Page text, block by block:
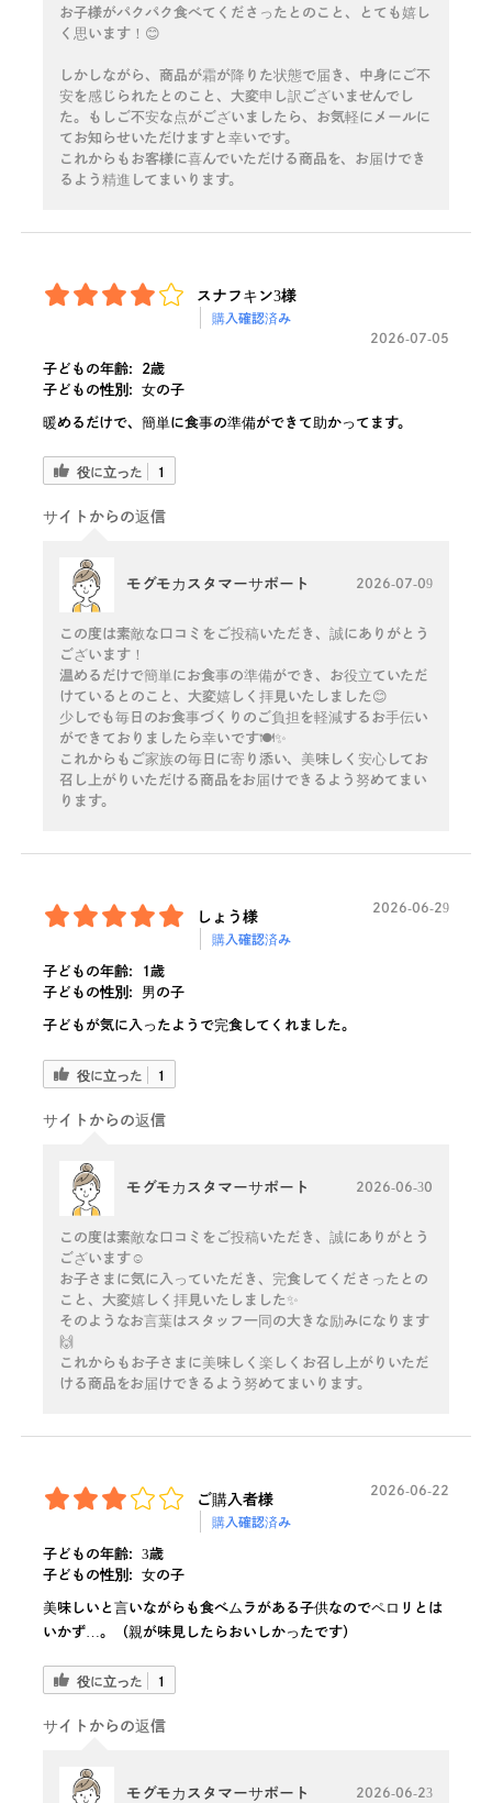
お子様がパクパク食べてくださったとのこと、とても嬉し
く思います！😊
しかしながら、商品が霜が降りた状態で届き、中身にご不
安を感じられたとのこと、大変申し訳ございませんでし
た。もしご不安な点がございましたら、お気軽にメールに
てお知らせいただけますと幸いです。
これからもお客様に喜んでいただける商品を、お届けでき
るよう精進してまいります。
スナフキン3様
購入確認済み
2026-07-05
子どもの年齢:
2歳
子どもの性別:
女の子
暖めるだけで、簡単に食事の準備ができて助かってます。
役に立った 1
サイトからの返信
モグモカスタマーサポート 2026-07-09
この度は素敵な口コミをご投稿いただき、誠にありがとう
ございます！
温めるだけで簡単にお食事の準備ができ、お役立ていただ
けているとのこと、大変嬉しく拝見いたしました😊
少しでも毎日のお食事づくりのご負担を軽減するお手伝い
ができておりましたら幸いです🍽️✨
これからもご家族の毎日に寄り添い、美味しく安心してお
召し上がりいただける商品をお届けできるよう努めてまい
ります。
しょう様
購入確認済み
2026-06-29
子どもの年齢:
1歳
子どもの性別:
男の子
子どもが気に入ったようで完食してくれました。
役に立った 1
サイトからの返信
モグモカスタマーサポート 2026-06-30
この度は素敵な口コミをご投稿いただき、誠にありがとう
ございます☺️
お子さまに気に入っていただき、完食してくださったとの
こと、大変嬉しく拝見いたしました✨
そのようなお言葉はスタッフ一同の大きな励みになります
🙌
これからもお子さまに美味しく楽しくお召し上がりいただ
ける商品をお届けできるよう努めてまいります。
ご購入者様
購入確認済み
2026-06-22
子どもの年齢:
3歳
子どもの性別:
女の子
美味しいと言いながらも食べムラがある子供なのでペロリとは
いかず…。（親が味見したらおいしかったです）
役に立った 1
サイトからの返信
モグモカスタマーサポート 2026-06-23